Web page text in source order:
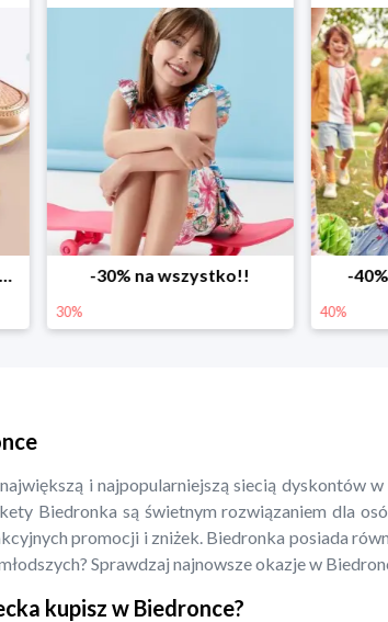
-30% na wszystko!!
30%
-
40%
i najpopularniejszą siecią dyskontów
Biedronka są świetnym rozwiązaniem dla
promocji i zniżek. Biedronka posiada
Sprawdzaj najnowsze okazje w
kupisz w Biedronce?